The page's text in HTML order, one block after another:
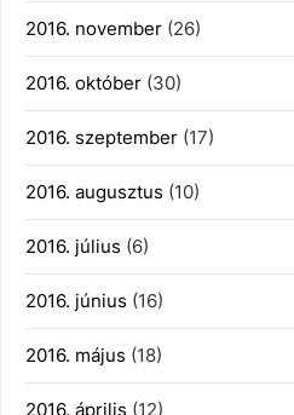
2016. november (26)
2016. október (30)
2016. szeptember (17)
2016. augusztus (10)
2016. július (6)
2016. június (16)
2016. május (18)
2016. április (12)